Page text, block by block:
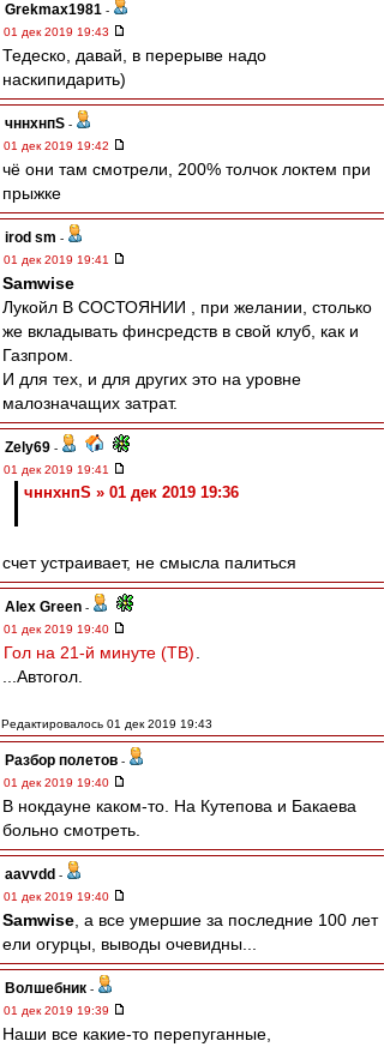
Grekmax1981 -
01 дек 2019 19:43
Тедеско, давай, в перерыве надо
наскипидарить)
чннхнпS -
01 дек 2019 19:42
чё они там смотрели, 200% толчок локтем при
прыжке
irod sm -
01 дек 2019 19:41
Samwise
Лукойл В СОСТОЯНИИ , при желании, столько
же вкладывать финсредств в свой клуб, как и
Газпром.
И для тех, и для других это на уровне
малозначащих затрат.
Zely69 -
01 дек 2019 19:41
чннхнпS » 01 дек 2019 19:36
счет устраивает, не смысла палиться
Alex Green -
01 дек 2019 19:40
Гол на 21-й минуте (ТВ)
...Автогол.
Редактировалось 01 дек 2019 19:43
Разбор полетов -
01 дек 2019 19:40
В нокдауне каком-то. На Кутепова и Бакаева
больно смотреть.
aavvdd -
01 дек 2019 19:40
Samwise , а все умершие за последние 100 лет
ели огурцы, выводы очевидны...
Волшебник -
01 дек 2019 19:39
Наши все какие-то перепуганные,